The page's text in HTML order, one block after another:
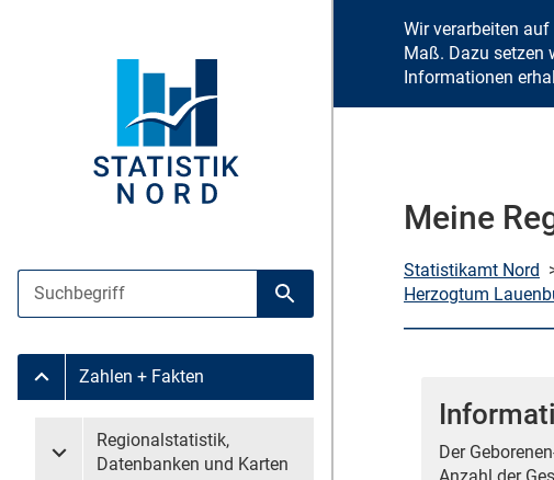
Suche
Suche starten
Untermenü Zahlen + Fakten
Zahlen + Fakten
Untermenü überspringen
Untermenü Regionalstatistik, Datenbanken und Karten
Regionalstatistik,
Datenbanken und Karten
Wir verarbeiten
Maß. Dazu setzen
Informationen
Meine
Statistikamt Nord
Herzogtum
Der